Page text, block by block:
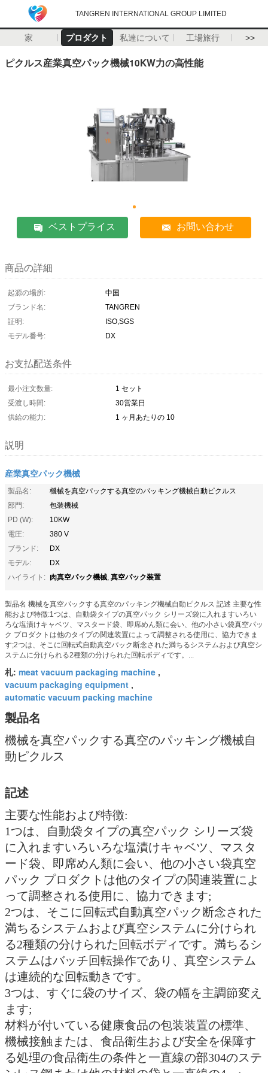
TANGREN INTERNATIONAL GROUP LIMITED
家 プロダクト 私達について 工場旅行 >>
ピクルス産業真空パック機械10KW力の高性能
ベストプライス お問い合わせ
商品の詳細
起源の場所:
中国
ブランド名:
TANGREN
証明:
ISO,SGS
モデル番号:
DX
お支払配送条件
最小注文数量:
1 セット
受渡し時間:
30営業日
供給の能力:
1 ヶ月あたりの 10
説明
産業真空パック機械
製品名:
機械を真空パックする真空のパッキング機械自動ピクルス
部門:
包装機械
PD (W):
10KW
電圧:
380 V
ブランド:
DX
モデル:
DX
ハイライト: 肉真空パック機械, 真空パック装置
製品名 機械を真空パックする真空のパッキング機械自動ピクルス 記述 主要な性
能および特徴:1つは、自動袋タイプの真空パック シリーズ袋に入れますいろい
ろな塩漬けキャベツ、マスタード袋、即席めん類に会い、他の小さい袋真空パッ
ク プロダクトは他のタイプの関連装置によって調整される使用に、協力できま
す;2つは、そこに回転式自動真空パック断念された満ちるシステムおよび真空シ
ステムに分けられる2種類の分けられた回転ボディです。...
札: meat vacuum packaging machine ,
vacuum packaging equipment ,
automatic vacuum packing machine
製品名
機械を真空パックする真空のパッキング機械自
動ピクルス
記述
主要な性能および特徴:
1つは、自動袋タイプの真空パック シリーズ袋
に入れますいろいろな塩漬けキャベツ、マスタ
ード袋、即席めん類に会い、他の小さい袋真空
パック プロダクトは他のタイプの関連装置によ
って調整される使用に、協力できます;
2つは、そこに回転式自動真空パック断念された
満ちるシステムおよび真空システムに分けられ
る2種類の分けられた回転ボディです。満ちるシ
ステムはバッチ回転操作であり、真空システム
は連続的な回転動きです。
3つは、すぐに袋のサイズ、袋の幅を主調節変え
ます;
材料が付いている健康食品の包装装置の標準、
機械接触または、食品衛生および安全を保障す
る処理の食品衛生の条件と一直線の部304のステ